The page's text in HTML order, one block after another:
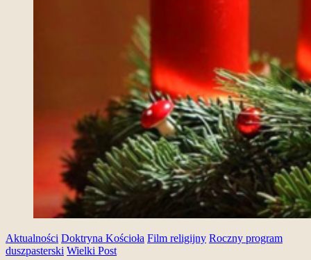
Aktualności Doktryna Kościoła Film religijny Roczny program
duszpasterski Wielki Post